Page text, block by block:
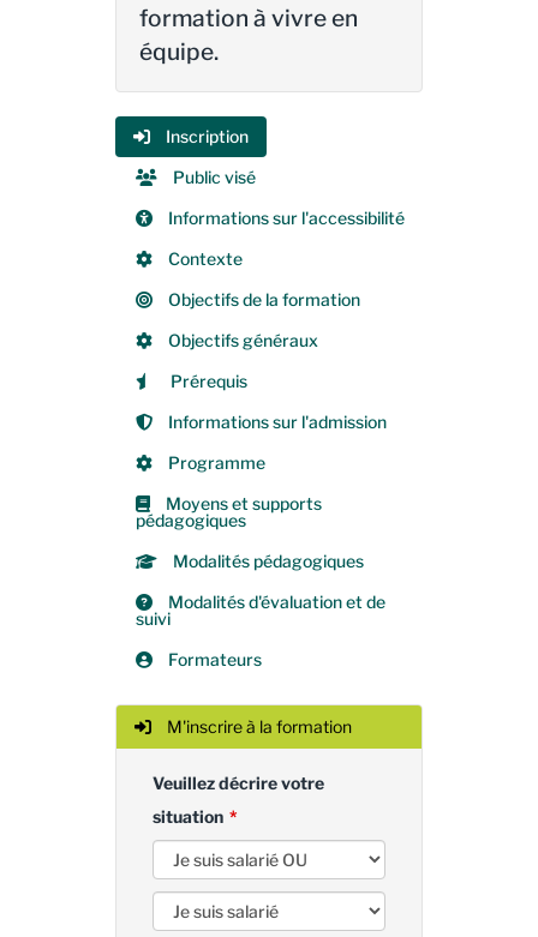
formation à vivre en
équipe.
Inscription
Public visé
Informations sur l'accessibilité
Contexte
Objectifs de la formation
Objectifs généraux
Prérequis
Informations sur l'admission
Programme
Moyens et supports
pédagogiques
Modalités pédagogiques
Modalités d'évaluation et de
suivi
Formateurs
M'inscrire à la formation
Veuillez décrire votre
situation